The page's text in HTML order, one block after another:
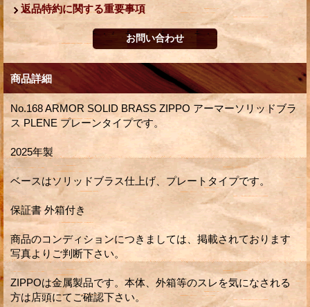
返品特約に関する重要事項
商品詳細
No.168 ARMOR SOLID BRASS ZIPPO アーマーソリッドブラ
ス PLENE プレーンタイプです。
2025年製
ベースはソリッドブラス仕上げ、プレートタイプです。
保証書 外箱付き
商品のコンディションにつきましては、掲載されております
写真よりご判断下さい。
ZIPPOは金属製品です。本体、外箱等のスレを気になされる
方は店頭にてご確認下さい。